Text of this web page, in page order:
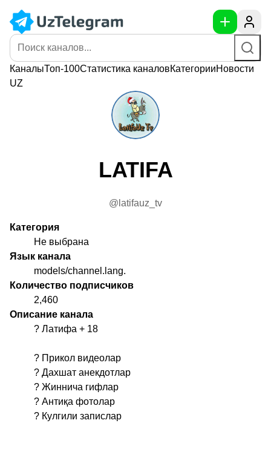
КаналыТоп-100Статистика каналовКатегорииНовости
UZ
LATIFA
@latifauz_tv
Категория
Не выбрана
Язык канала
models/channel.lang.
Количество подписчиков
2,460
Описание канала
? Латифа + 18
? Прикол видеолар
? Дахшат анекдотлар
? Жиннича гифлар
? Антиқа фотолар
? Кулгили запислар